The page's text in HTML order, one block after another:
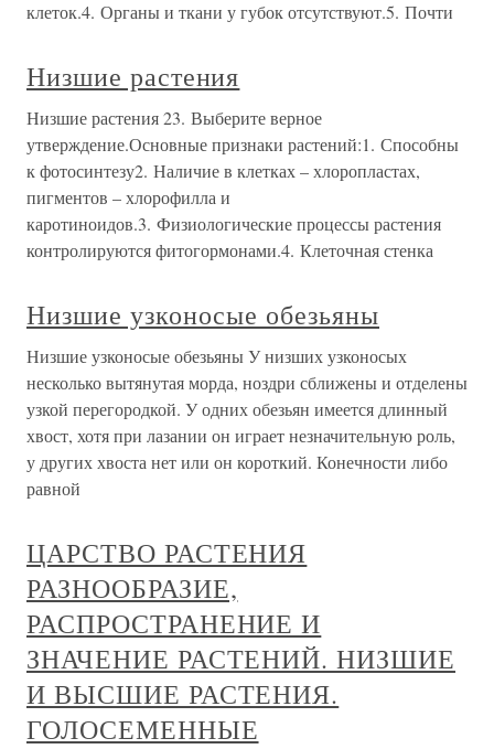
клеток.4. Органы и ткани у губок отсутствуют.5. Почти
Низшие растения
Низшие растения 23. Выберите верное
утверждение.Основные признаки растений:1. Способны
к фотосинтезу2. Наличие в клетках – хлоропластах,
пигментов – хлорофилла и
каротиноидов.3. Физиологические процессы растения
контролируются фитогормонами.4. Клеточная стенка
Низшие узконосые обезьяны
Низшие узконосые обезьяны У низших узконосых
несколько вытянутая морда, ноздри сближены и отделены
узкой перегородкой. У одних обезьян имеется длинный
хвост, хотя при лазании он играет незначительную роль,
у других хвоста нет или он короткий. Конечности либо
равной
ЦАРСТВО РАСТЕНИЯ
РАЗНООБРАЗИЕ,
РАСПРОСТРАНЕНИЕ И
ЗНАЧЕНИЕ РАСТЕНИЙ. НИЗШИЕ
И ВЫСШИЕ РАСТЕНИЯ.
ГОЛОСЕМЕННЫЕ